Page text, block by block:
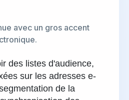
avec un gros accent
des listes d'audience,
sur les adresses e-
de la